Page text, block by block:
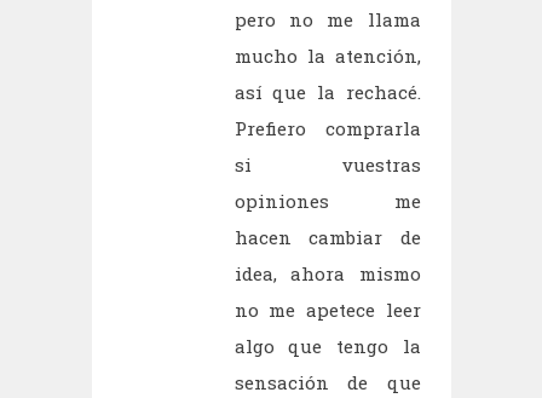
pero no me llama
mucho la atención,
así que la rechacé.
Prefiero comprarla
si vuestras
opiniones me
hacen cambiar de
idea, ahora mismo
no me apetece leer
algo que tengo la
sensación de que